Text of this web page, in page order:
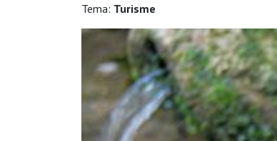
Tema: Turisme